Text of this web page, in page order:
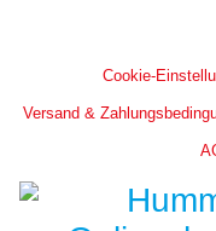
Cookie-
Versand &